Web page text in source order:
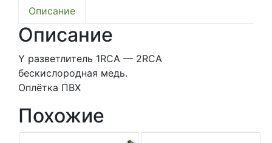
Barracuda
YRCA
1F2M
Описание
Описание
Y разветлитель 1RCA — 2RCA
бескислородная медь.
Оплётка ПВХ
Похожие